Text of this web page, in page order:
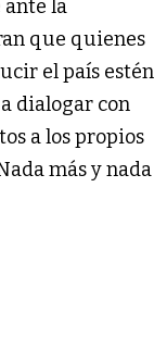
ante la
que quienes
el país estén
dialogar con
a los propios
más y nada